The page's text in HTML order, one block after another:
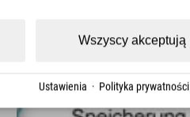
Wszyscy akceptują
Ustawienia · Polityka prywatności